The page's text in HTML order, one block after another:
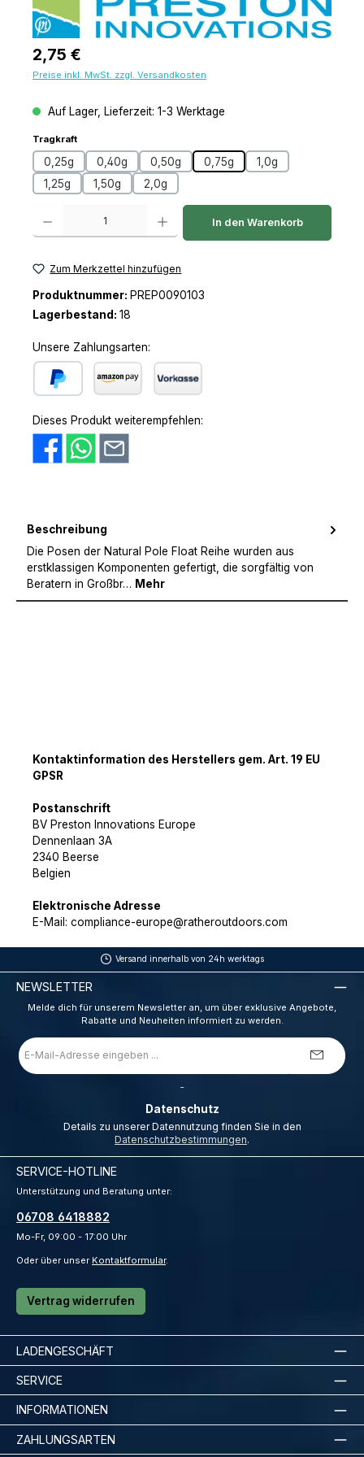
Regulärer Preis:
2,75 €
Preise inkl. MwSt. zzgl. Versandkosten
Auf Lager, Lieferzeit: 1-3 Werktage
Tragkraftauswählen
0,25g 0,40g 0,50g 0,75g
1,0g
1,25g
1,50g 2,0g
Produkt Anzahl: Gib den gewünschten Wert ein oder benutze die
In den Warenkorb
Zum Merkzettel hinzufügen
Produktnummer: PREP0090103
Lagerbestand: 18
Unsere Zahlungsarten:
Dieses Produkt weiterempfehlen:
Beschreibung
Die Posen der Natural Pole Float Reihe wurden aus
erstklassigen Komponenten gefertigt, die sorgfältig von
Beratern in Großbr… Mehr
Kontaktinformation des Herstellers gem. Art. 19 EU
GPSR
Postanschrift
BV Preston Innovations Europe
Dennenlaan 3A
2340 Beerse
Belgien
Elektronische Adresse
E-Mail: compliance-europe@ratheroutdoors.com
Versand innerhalb von 24h werktags
NEWSLETTER
Melde dich für unserem Newsletter an, um über exklusive Angebote,
Rabatte und Neuheiten informiert zu werden.
E-
Mail-
Adresse
Datenschutz
Datenschutzbestimmungen.
SERVICE-HOTLINE
Unterstützung und Beratung unter:
06708 6418882
Mo-Fr, 09:00 - 17:00 Uhr
Oder über unser Kontaktformular.
Vertrag widerrufen
LADENGESCHÄFT
SERVICE
INFORMATIONEN
ZAHLUNGSARTEN